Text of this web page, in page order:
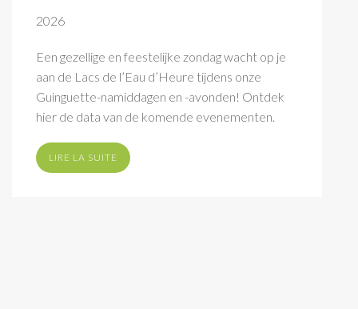
2026
Een gezellige en feestelijke zondag wacht op je
aan de Lacs de l’Eau d’Heure tijdens onze
Guinguette-namiddagen en -avonden! Ontdek
hier de data van de komende evenementen.
LIRE LA SUITE